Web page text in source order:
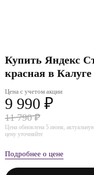
Купить Яндекс
красная в Калуге
Цена с учетом акции
9 990 ₽
11 790 ₽
Цена обновлена 5 июня,
цену уточняйте
Подробнее о цене